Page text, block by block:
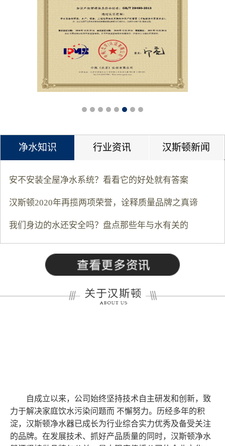
净水知识 行业资讯 汉斯顿新闻
安不安装全屋净水系统？看看它的好处就有答案
汉斯顿2020年再揽两项荣誉，诠释质量品牌之真谛
我们身边的水还安全吗？盘点那些年与水有关的
自成立以来，公司始终坚持技术自主研发和创新，致
力于解决家庭饮水污染问题而 不懈努力。历经多年的积
淀，汉斯顿净水器已成长为行业综合实力优秀及备受关注
的品牌。在发展技术、抓好产品质量的同时，汉斯顿净水